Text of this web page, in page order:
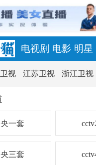
电视剧 电影 明星
视 江苏卫视 浙江卫视
一套
三套